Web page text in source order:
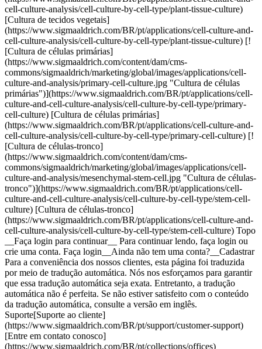
cell-culture-analysis/cell-culture-by-cell-type/plant-tissue-culture)
[Cultura de tecidos vegetais]
(https://www.sigmaaldrich.com/BR/pt/applications/cell-culture-and-
cell-culture-analysis/cell-culture-by-cell-type/plant-tissue-culture) [!
[Cultura de células primárias]
(https://www.sigmaaldrich.com/content/dam/cms-
commons/sigmaaldrich/marketing/global/images/applications/cell-
culture-and-analysis/primary-cell-culture.jpg "Cultura de células
primárias")](https://www.sigmaaldrich.com/BR/pt/applications/cell-
culture-and-cell-culture-analysis/cell-culture-by-cell-type/primary-
cell-culture) [Cultura de células primárias]
(https://www.sigmaaldrich.com/BR/pt/applications/cell-culture-and-
cell-culture-analysis/cell-culture-by-cell-type/primary-cell-culture) [!
[Cultura de células-tronco]
(https://www.sigmaaldrich.com/content/dam/cms-
commons/sigmaaldrich/marketing/global/images/applications/cell-
culture-and-analysis/mesenchymal-stem-cell.jpg "Cultura de células-
tronco")](https://www.sigmaaldrich.com/BR/pt/applications/cell-
culture-and-cell-culture-analysis/cell-culture-by-cell-type/stem-cell-
culture) [Cultura de células-tronco]
(https://www.sigmaaldrich.com/BR/pt/applications/cell-culture-and-
cell-culture-analysis/cell-culture-by-cell-type/stem-cell-culture) Topo
__Faça login para continuar__ Para continuar lendo, faça login ou
crie uma conta. Faça login__Ainda não tem uma conta?__Cadastrar
Para a conveniência dos nossos clientes, esta página foi traduzida
por meio de tradução automática. Nós nos esforçamos para garantir
que essa tradução automática seja exata. Entretanto, a tradução
automática não é perfeita. Se não estiver satisfeito com o conteúdo
da tradução automática, consulte a versão em inglês.
Suporte[Suporte ao cliente]
(https://www.sigmaaldrich.com/BR/pt/support/customer-support)
[Entre em contato conosco]
(https://www.sigmaaldrich.com/BR/pt/collections/offices)